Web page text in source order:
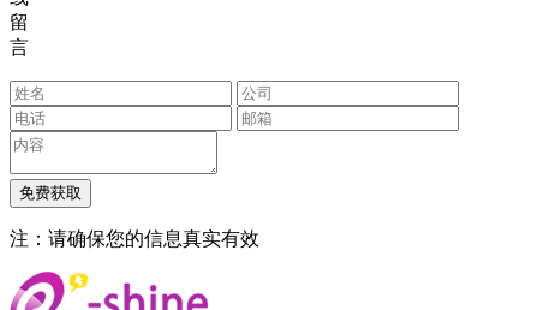
留
言
注：请确保您的信息真实有效